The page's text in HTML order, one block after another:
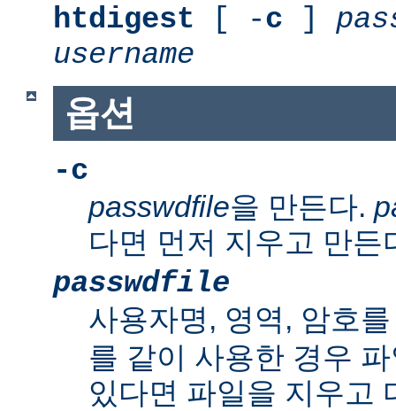
htdigest [ -c ]
username
옵션
-c
passwdfile을 만든다.
다면 먼저 지우고 만든
passwdfile
사용자명, 영역, 암호
를 같이 사용한 경우
있다면 파일을 지우고